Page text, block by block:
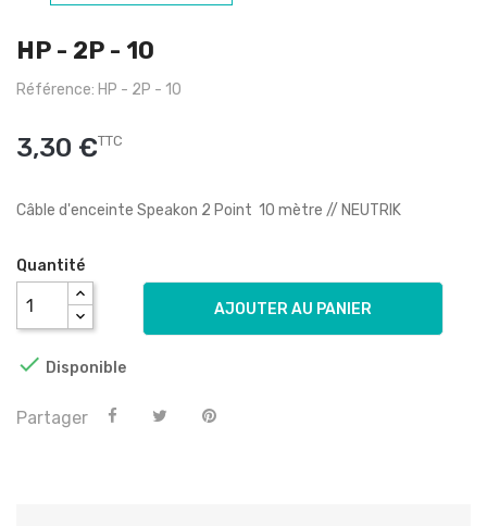
HP - 2P - 10
Référence: HP - 2P - 10
3,30 €TTC
Câble d'enceinte Speakon 2 Point 10 mètre // NEUTRIK
Quantité
AJOUTER AU PANIER
 Disponible
Partager